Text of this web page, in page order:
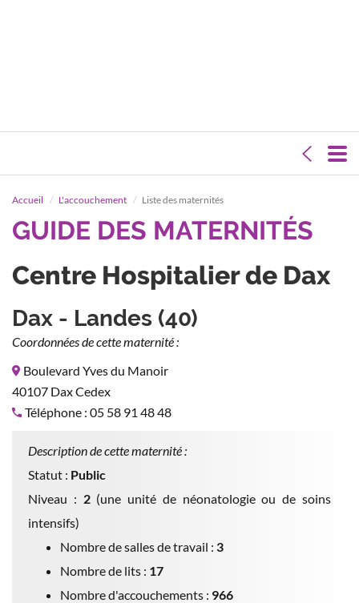
Accueil L'accouchement Liste des maternités
GUIDE DES MATERNITÉS
Centre Hospitalier de Dax
Dax - Landes (40)
Coordonnées de cette maternité :
Boulevard Yves du Manoir
40107 Dax Cedex
Téléphone : 05 58 91 48 48
Description de cette maternité :
Statut : Public
Niveau : 2(une unité de néonatologie ou de soins
intensifs)
Nombre de salles de travail : 3
Nombre de lits : 17
Nombre d'accouchements : 966